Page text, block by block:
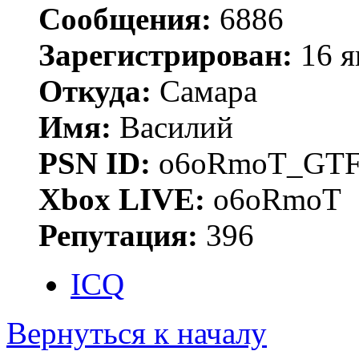
Сообщения: 6886
Зарегистрирован: 16
Откуда: Самара
Имя: Василий
PSN ID:
Xbox LIVE: o6oRmoT
Репутация: 396
ICQ
Вернуться к началу